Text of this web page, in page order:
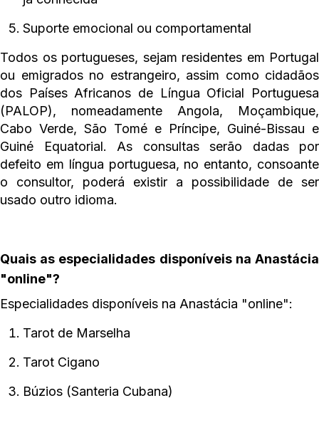
Suporte emocional ou comportamental
Todos os portugueses, sejam residentes em Portugal
ou emigrados no estrangeiro, assim como cidadãos
dos Países Africanos de Língua Oficial Portuguesa
(PALOP), nomeadamente Angola, Moçambique,
Cabo Verde, São Tomé e Príncipe, Guiné-Bissau e
Guiné Equatorial. As consultas serão dadas por
defeito em língua portuguesa, no entanto, consoante
o consultor, poderá existir a possibilidade de ser
usado outro idioma.
Quais as especialidades disponíveis na Anastácia
"online"?
Especialidades disponíveis na Anastácia "online":
Tarot de Marselha
Tarot Cigano
Búzios (Santeria Cubana)